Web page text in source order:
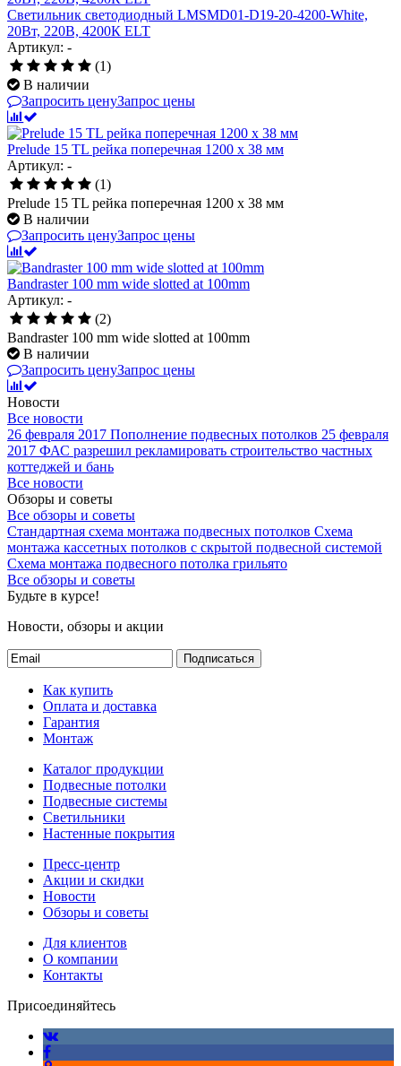
Светильник светодиодный LMSMD01-D19-20-4200-White,
20Вт, 220В, 4200К ELT
Артикул: -
(1)
В наличии
Запросить ценуЗапрос цены
Prelude 15 TL рейка поперечная 1200 x 38 мм
Артикул: -
(1)
Prelude 15 TL рейка поперечная 1200 x 38 мм
В наличии
Запросить ценуЗапрос цены
Bandraster 100 mm wide slotted at 100mm
Артикул: -
(2)
Bandraster 100 mm wide slotted at 100mm
В наличии
Запросить ценуЗапрос цены
Новости
Все новости
26 февраля 2017 Пополнение подвесных потолков 25 февраля
2017 ФАС разрешил рекламировать строительство частных
коттеджей и бань
Все новости
Обзоры и советы
Все обзоры и советы
Стандартная схема монтажа подвесных потолков Схема
монтажа кассетных потолков с скрытой подвесной системой
Схема монтажа подвесного потолка грильято
Все обзоры и советы
Будьте в курсе!
Новости, обзоры и акции
Подписаться
Как купить
Оплата и доставка
Гарантия
Монтаж
Каталог продукции
Подвесные потолки
Подвесные системы
Светильники
Настенные покрытия
Пресс-центр
Акции и скидки
Новости
Обзоры и советы
Для клиентов
О компании
Контакты
Присоединяйтесь